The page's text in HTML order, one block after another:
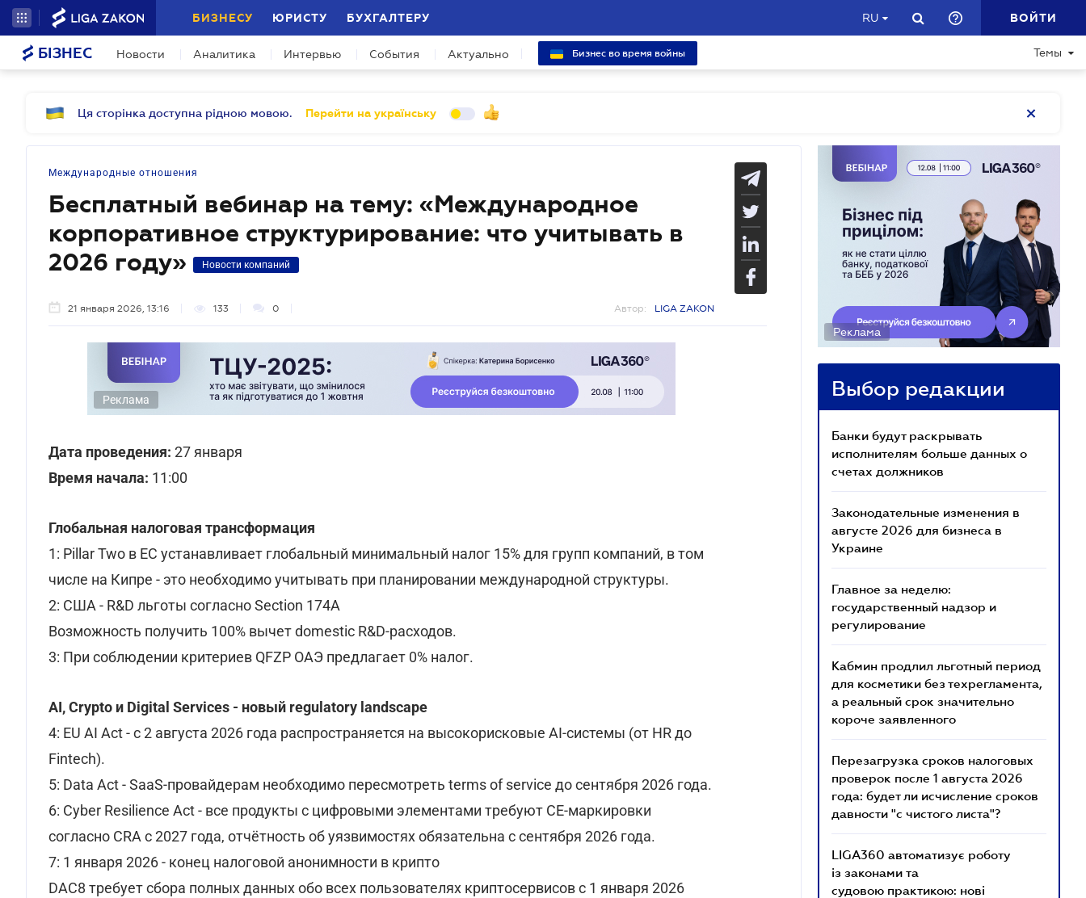
БИЗНЕСУ ЮРИСТУ БУХГАЛТЕРУ RU ВОЙТИ
БІЗНЕС Новости Аналитика Интервью События Актуально Бизнес во время войны Темы
Ця сторінка доступна рідною мовою. Перейти на українську
Международные отношения
Бесплатный вебинар на тему: «Международное
корпоративное структурирование: что учитывать в
2026 году»
Новости компаний
21 января 2026, 13:16 133 0 Автор: LIGA ZAKON
Реклама
Дата проведения: 27 января
Время начала: 11:00
Глобальная налоговая трансформация
1: Pillar Two в ЕС устанавливает глобальный минимальный налог 15% для групп компаний, в том
числе на Кипре - это необходимо учитывать при планировании международной структуры.
2: США - R&D льготы согласно Section 174A
Возможность получить 100% вычет domestic R&D-расходов.
3: При соблюдении критериев QFZP ОАЭ предлагает 0% налог.
AI, Crypto и Digital Services - новый regulatory landscape
4: EU AI Act - с 2 августа 2026 года распространяется на высокорисковые AI-системы (от HR до
Fintech).
5: Data Act - SaaS-провайдерам необходимо пересмотреть terms of service до сентября 2026 года.
6: Cyber Resilience Act - все продукты с цифровыми элементами требуют CE-маркировки
согласно CRA с 2027 года, отчётность об уязвимостях обязательна с сентября 2026 года.
7: 1 января 2026 - конец налоговой анонимности в крипто
DAC8 требует сбора полных данных обо всех пользователях криптосервисов с 1 января 2026
Реклама
Выбор редакции
Банки будут раскрывать
исполнителям больше данных о
счетах должников
Законодательные изменения в
августе 2026 для бизнеса в
Украине
Главное за неделю:
государственный надзор и
регулирование
Кабмин продлил льготный период
для косметики без техрегламента,
а реальный срок значительно
короче заявленного
Перезагрузка сроков налоговых
проверок после 1 августа 2026
года: будет ли исчисление сроков
давности "с чистого листа"?
LIGA360 автоматизує роботу
із законами та
судовою практикою: нові